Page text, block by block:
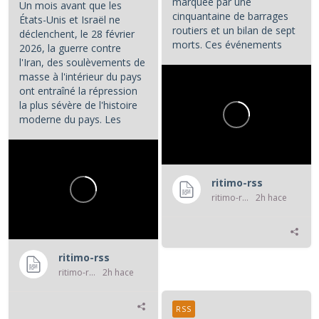
cinquantaine de barrages
routiers et un bilan de sept
morts. Ces événements
ritimo-rss
ritimo-rss 2h hace
Un mois avant que les
États-Unis et Israël ne
déclenchent, le 28 février
2026, la guerre contre
l'Iran, des soulèvements de
masse à l'intérieur du pays
ont entraîné la répression
la plus sévère de l'histoire
moderne du pays. Les
ritimo-rss
ritimo-rss 2h hace
RSS